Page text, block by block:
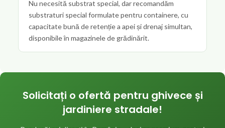
Nu necesită substrat special, dar recomandăm
substraturi special formulate pentru containere, cu
capacitate bună de retenție a apei și drenaj simultan,
disponibile în magazinele de grădinărit.
Solicitați o ofertă pentru ghivece și
jardiniere stradale!